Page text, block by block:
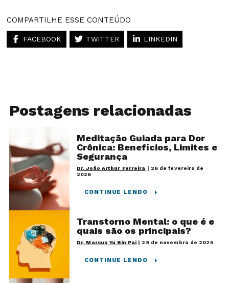
COMPARTILHE ESSE CONTEÚDO
FACEBOOK TWITTER LINKEDIN
Postagens relacionadas
Meditação Guiada para Dor
Crônica: Benefícios, Limites e
Segurança
Dr. João Arthur Ferreira | 26 de fevereiro de
2026
CONTINUE LENDO
Transtorno Mental: o que é e
quais são os principais?
Dr. Marcus Yu Bin Pai | 29 de novembro de 2025
CONTINUE LENDO